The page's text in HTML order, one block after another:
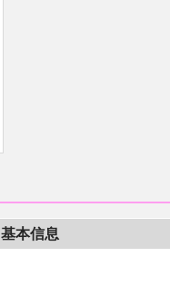
基本信息